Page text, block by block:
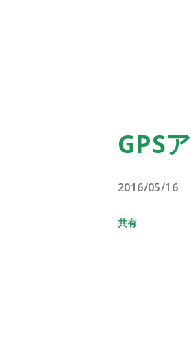
GPS
2016/05/16
共有